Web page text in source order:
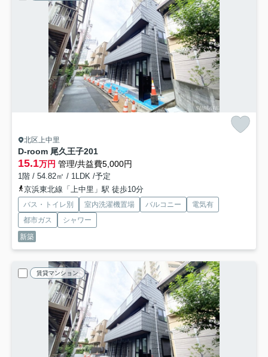
北区上中里
D-room 尾久王子201
15.1万円 管理/共益費5,000円
1階 / 54.82㎡ / 1LDK /予定
京浜東北線「上中里」駅 徒歩10分
バス・トイレ別 室内洗濯機置場 バルコニー
電気有
都市ガス
シャワー
新築
賃貸マンション